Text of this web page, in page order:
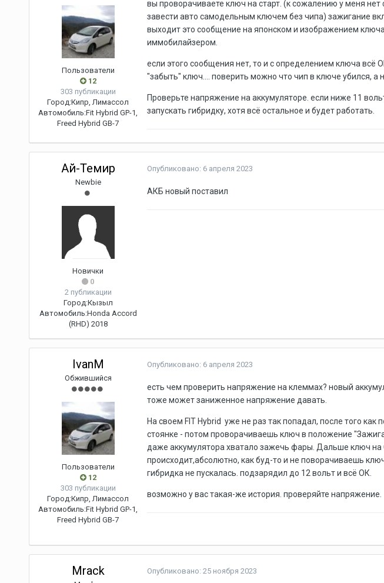
Пользователи
12
303 публикации
Город:Кипр, Лимассол
Автомобиль:Fit Hybrid GP-1,
Freed Hybrid GB-7
вы проворачиваете ключ на старт. (к сожалению у меня
завести авто самодельным ключем без чипа) зажигание
выходит это сообщение на японском и изображением
иммобилайзером.
если этого сообщения нет, то и с определением ключа всё
"забыть" ключ.... поверить можно что чип в ключе убился, а
Проверьте напряжение на аккумуляторе. если ниже 11
запускать гибридку, хотя всё остальное и будет работать.
Ай-Темир
Newbie
Новички
0
2 публикации
Город:Кызыл
Автомобиль:Honda Accord
(RHD) 2018
Опубликовано: 6 апреля 2023
АКБ новый поставил
IvanM
Обжившийся
Пользователи
12
303 публикации
Город:Кипр, Лимассол
Автомобиль:Fit Hybrid GP-1,
Freed Hybrid GB-7
Опубликовано: 6 апреля 2023
есть чем проверить напряжение на клеммах? новый
тоже может заниженное напряжение давать.
На своем FIT Hybrid уже не раз так попадал, после того
стоянке - потом проворачиваешь ключ в положение
даже аккумулятора хватало зажечь фары. Дальше ключ
происходит,абсолютно, как буд-то и не поворачиваешь
гибридка не пускалась. подзарядил до 12 вольт и всё ОК.
возможно у вас такая-же история. проверяйте напряжение.
Mrack Опубликовано: 25 ноября 2023